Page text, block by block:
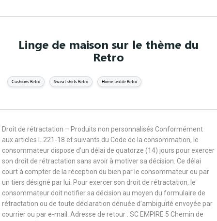
Linge de maison sur le thème du
Retro
Cushions Retro Sweat shirts Retro Home textile Retro
Droit de rétractation – Produits non personnalisés Conformément
aux articles L.221-18 et suivants du Code de la consommation, le
consommateur dispose d’un délai de quatorze (14) jours pour exercer
son droit de rétractation sans avoir à motiver sa décision. Ce délai
court à compter de la réception du bien par le consommateur ou par
un tiers désigné par lui. Pour exercer son droit de rétractation, le
consommateur doit notifier sa décision au moyen du formulaire de
rétractation ou de toute déclaration dénuée d’ambiguïté envoyée par
courrier ou par e-mail. Adresse de retour : SC EMPIRE 5 Chemin de